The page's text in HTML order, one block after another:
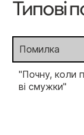
Типові
Помилка
"Почну, коли
ві смужки"